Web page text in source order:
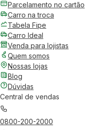
Parcelamento no cartão
Carro na troca
Tabela Fipe
Carro Ideal
Venda para lojistas
Quem somos
Nossas lojas
Blog
Dúvidas
Central de vendas
0800-200-2000